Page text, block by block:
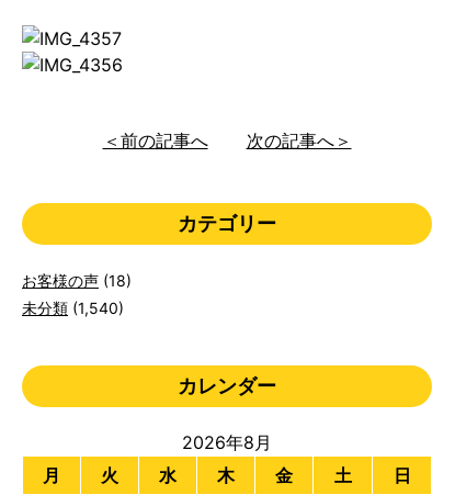
＜前の記事へ 次の記事へ＞
カテゴリー
お客様の声 (18)
未分類 (1,540)
カレンダー
2026年8月
月
火 水 木 金 土 日